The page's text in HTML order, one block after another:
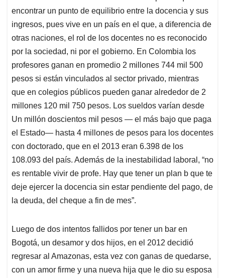
encontrar un punto de equilibrio entre la docencia y sus
ingresos, pues vive en un país en el que, a diferencia de
otras naciones, el rol de los docentes no es reconocido
por la sociedad, ni por el gobierno. En Colombia los
profesores ganan en promedio 2 millones 744 mil 500
pesos si están vinculados al sector privado, mientras
que en colegios públicos pueden ganar alrededor de 2
millones 120 mil 750 pesos. Los sueldos varían desde
Un millón doscientos mil pesos — el más bajo que paga
el Estado— hasta 4 millones de pesos para los docentes
con doctorado, que en el 2013 eran 6.398 de los
108.093 del país. Además de la inestabilidad laboral, “no
es rentable vivir de profe. Hay que tener un plan b que te
deje ejercer la docencia sin estar pendiente del pago, de
la deuda, del cheque a fin de mes”.
Luego de dos intentos fallidos por tener un bar en
Bogotá, un desamor y dos hijos, en el 2012 decidió
regresar al Amazonas, esta vez con ganas de quedarse,
con un amor firme y una nueva hija que le dio su esposa